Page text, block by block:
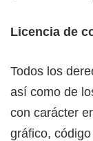
Licencia de
Todos los
así como de
con carácter
gráfico,